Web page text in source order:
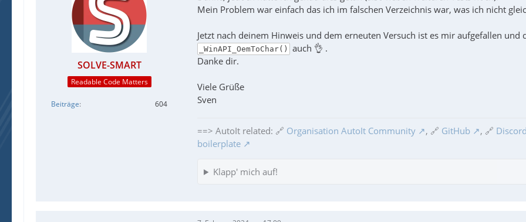
SOLVE-SMART
Readable Code Matters
Beiträge 604
Mein Problem war einfach das ich im falschen Verzeichnis war, was ich nicht
Jetzt nach deinem Hinweis und dem erneuten Versuch ist es mir aufgefallen
_WinAPI_OemToChar()
auch 👌 .
Danke dir.
Viele Grüße
Sven
==> AutoIt related: 🔗 Organisation AutoIt Community , 🔗 GitHub , 🔗
boilerplate
Klapp' mich auf!